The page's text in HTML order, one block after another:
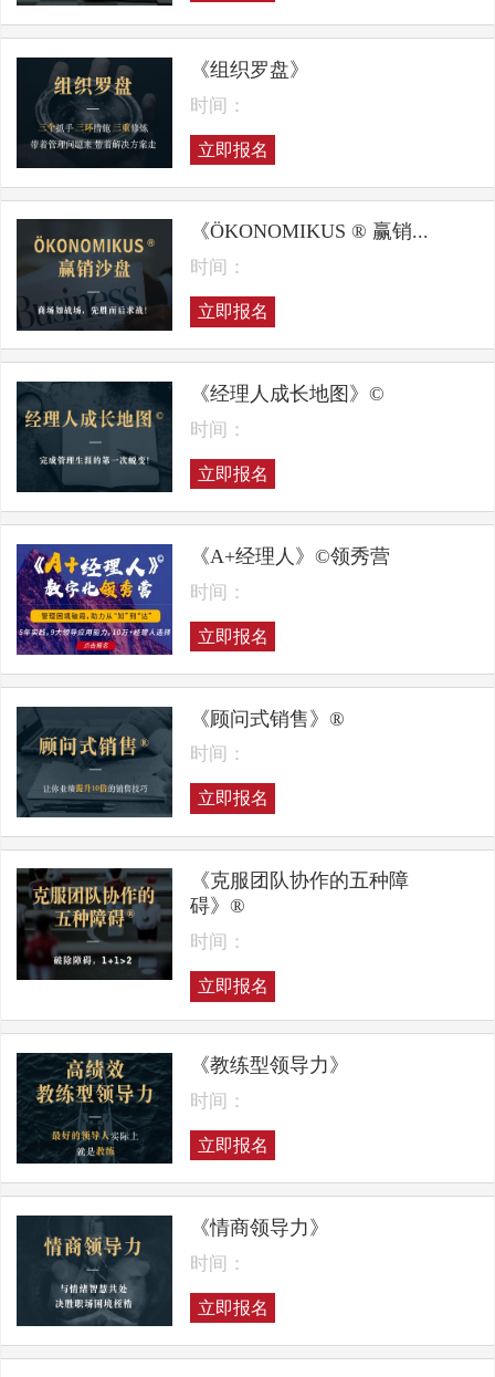
《组织罗盘》
时间：
立即报名
《ÖKONOMIKUS ® 赢销...
时间：
立即报名
《经理人成长地图》©
时间：
立即报名
《A+经理人》©领秀营
时间：
立即报名
《顾问式销售》®
时间：
立即报名
《克服团队协作的五种障
碍》®
时间：
立即报名
《教练型领导力》
时间：
立即报名
《情商领导力》
时间：
立即报名